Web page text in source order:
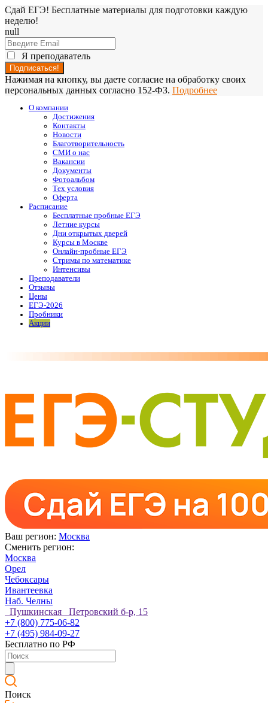
Сдай ЕГЭ! Бесплатные материалы для подготовки каждую
неделю!
null
Я преподаватель
Нажимая на кнопку, вы даете согласие на обработку своих
персональных данных согласно 152-ФЗ. Подробнее
О компании
Достижения
Контакты
Новости
Благотворительность
СМИ о нас
Вакансии
Документы
Фотоальбом
Тех условия
Оферта
Расписание
Бесплатные пробные ЕГЭ
Летние курсы
Дни открытых дверей
Курсы в Москве
Онлайн-пробные ЕГЭ
Стримы по математике
Интенсивы
Преподаватели
Отзывы
Цены
ЕГЭ-2026
Пробники
Акции
Ваш регион: Москва
Сменить регион:
Москва
Орел
Чебоксары
Ивантеевка
Наб. Челны
Пушкинская Петровский б-р, 15
+7 (800) 775-06-82
+7 (495) 984-09-27
Бесплатно по РФ
Поиск